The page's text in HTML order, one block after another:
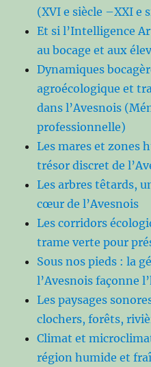
(XVI e siècle –XXI e
Et si l’Intelligence
au bocage et aux
Dynamiques
agroécologique et
dans l’Avesnois
professionnelle)
Les mares et zones
trésor discret de
Les arbres têtards,
cœur de l’Avesnois
Les corridors
trame verte pour
Sous nos pieds : la
l’Avesnois façonne
Les paysages
clochers, forêts,
Climat et
région humide et